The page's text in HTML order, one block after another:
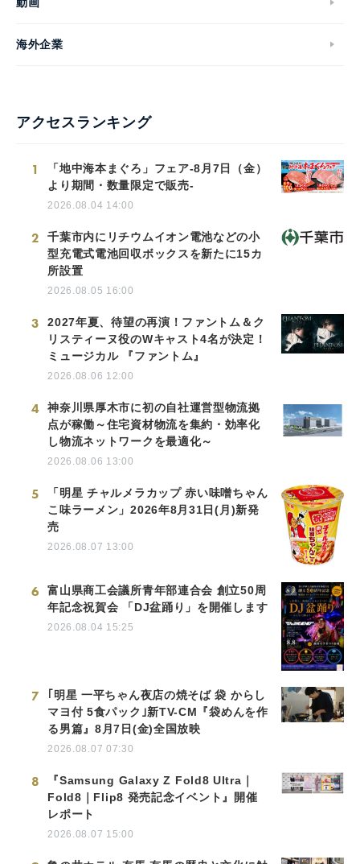
海外企業
アクセスランキング
1
「地中海本まぐろ」フェア-8月7日（金）
より期間・数量限定で販売-
2026.08.04 14:00
2
千葉市内にリチウムイオン電池などの小
型充電式電池回収ボックスを新たに15カ
所設置
2026.08.05 16:00
3
2027年夏、待望の再演！ファントム＆ク
リスティーヌ役のWキャスト4名が決定！
ミュージカル 『ファントム』
2026.08.06 12:00
4
神奈川県厚木市に初の自社運営型物流拠
点が稼働～住宅資材物流を集約・効率化
し物流ネットワークを最適化～
2026.08.06 13:00
5
「明星 チャルメラカップ 赤い味噌ちゃん
こ味ラーメン」2026年8月31日(月)新発
売
2026.08.07 13:00
6
富山県商工会議所青年部連合会 創立50周
年記念祝賀会 「DJ盆踊り」を開催します
2026.08.04 15:25
7
｢明星 一平ちゃん夜店の焼そば 袋 からし
マヨ付 5食パック｣新TV-CM『袋めんを作
る男篇』8月7日(金)全国放映
2026.08.07 07:30
8
『Samsung Galaxy Z Fold8 Ultra｜
Fold8｜Flip8 発売記念イベント』開催
レポート
2026.08.07 15:00